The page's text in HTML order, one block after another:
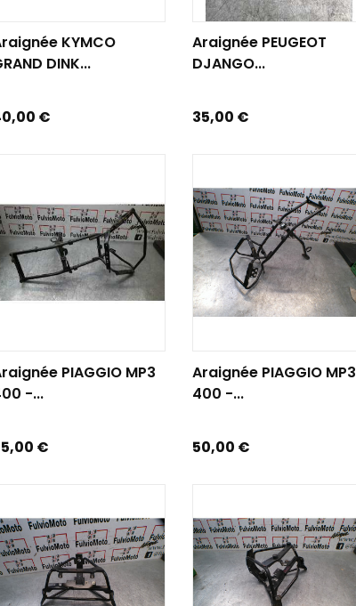
KYMCO
DINK...
€
AJOUTER AU PANIER
Araignée PEUGEOT
DJANGO...
Prix
35,00 €
PIAGGIO MP3
-...
€
Araignée PIAGGIO MP3
400 -...
Prix
50,00 €